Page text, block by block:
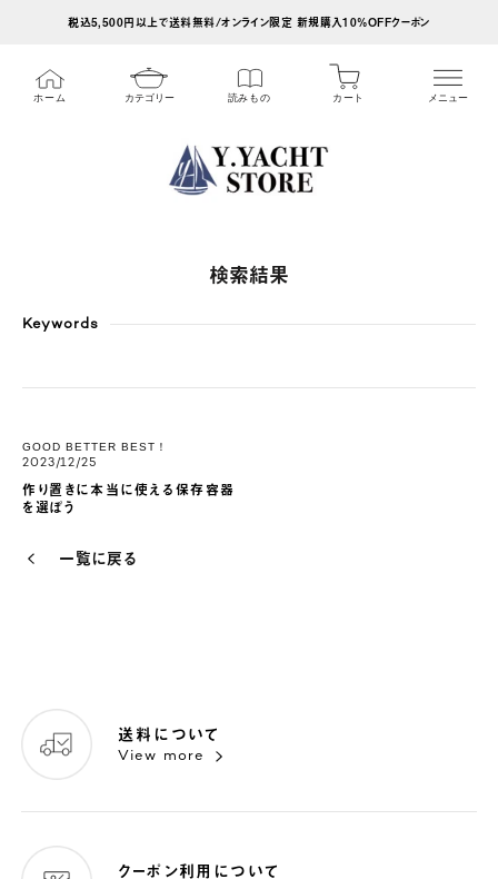
税込5,500円以上で送料無料/オンライン限定 新規購入10%OFFクーポン
ホーム カテゴリー 読みもの カート メニュー
検索結果
Keywords
GOOD BETTER BEST！
2023/12/25
作り置きに本当に使える保存容器
を選ぼう
一覧に戻る
送料について
View more
クーポン利用について